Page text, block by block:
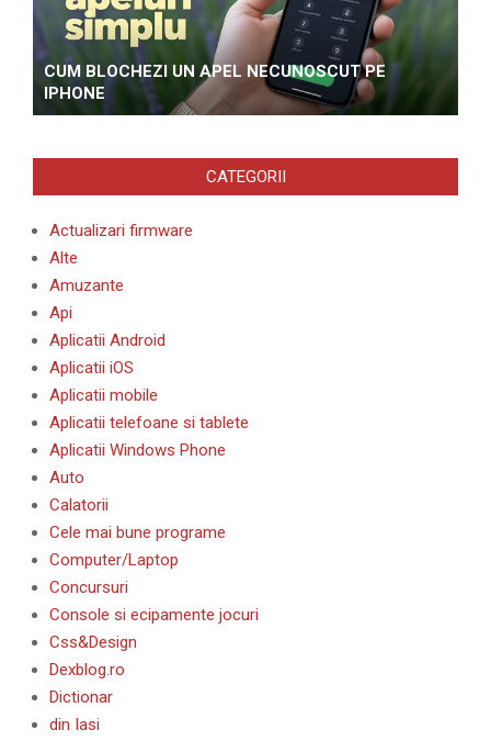
CUM BLOCHEZI UN APEL NECUNOSCUT PE
IPHONE
CATEGORII
Actualizari firmware
Alte
Amuzante
Api
Aplicatii Android
Aplicatii iOS
Aplicatii mobile
Aplicatii telefoane si tablete
Aplicatii Windows Phone
Auto
Calatorii
Cele mai bune programe
Computer/Laptop
Concursuri
Console si ecipamente jocuri
Css&Design
Dexblog.ro
Dictionar
din Iasi